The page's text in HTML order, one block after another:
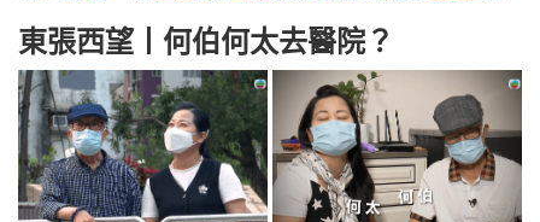
東張西望丨何伯何太去醫院？